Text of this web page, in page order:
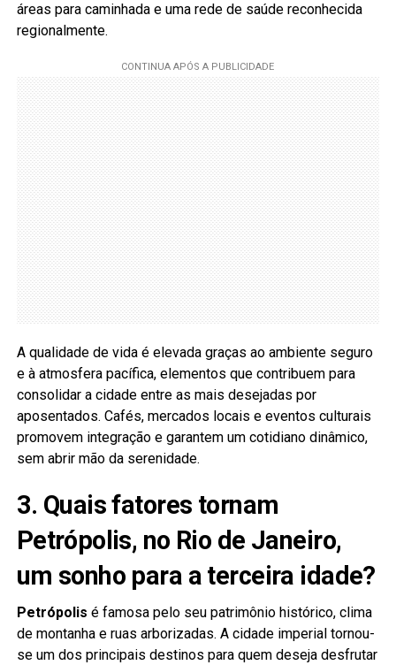
áreas para caminhada e uma rede de saúde reconhecida
regionalmente.
A qualidade de vida é elevada graças ao ambiente seguro
e à atmosfera pacífica, elementos que contribuem para
consolidar a cidade entre as mais desejadas por
aposentados. Cafés, mercados locais e eventos culturais
promovem integração e garantem um cotidiano dinâmico,
sem abrir mão da serenidade.
3. Quais fatores tornam
Petrópolis, no Rio de Janeiro,
um sonho para a terceira idade?
Petrópolis é famosa pelo seu patrimônio histórico, clima
de montanha e ruas arborizadas. A cidade imperial tornou-
se um dos principais destinos para quem deseja desfrutar